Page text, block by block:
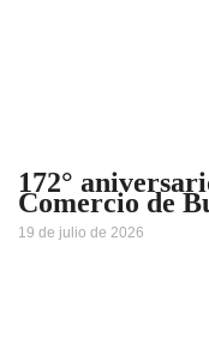
172°
Comercio de
19 de julio de 2026